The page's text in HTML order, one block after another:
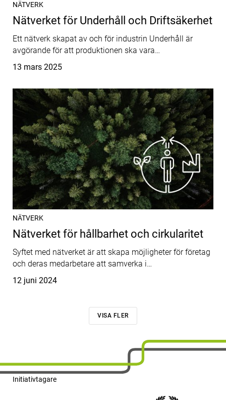
NÄTVERK
Nätverket för Underhåll och Driftsäkerhet
Ett nätverk skapat av och för industrin Underhåll är
avgörande för att produktionen ska vara…
Publicerat
13 mars 2025
NÄTVERK
Nätverket för hållbarhet och cirkularitet
Syftet med nätverket är att skapa möjligheter för företag
och deras medarbetare att samverka i…
Publicerat
12 juni 2024
VISA FLER
Initiativtagare